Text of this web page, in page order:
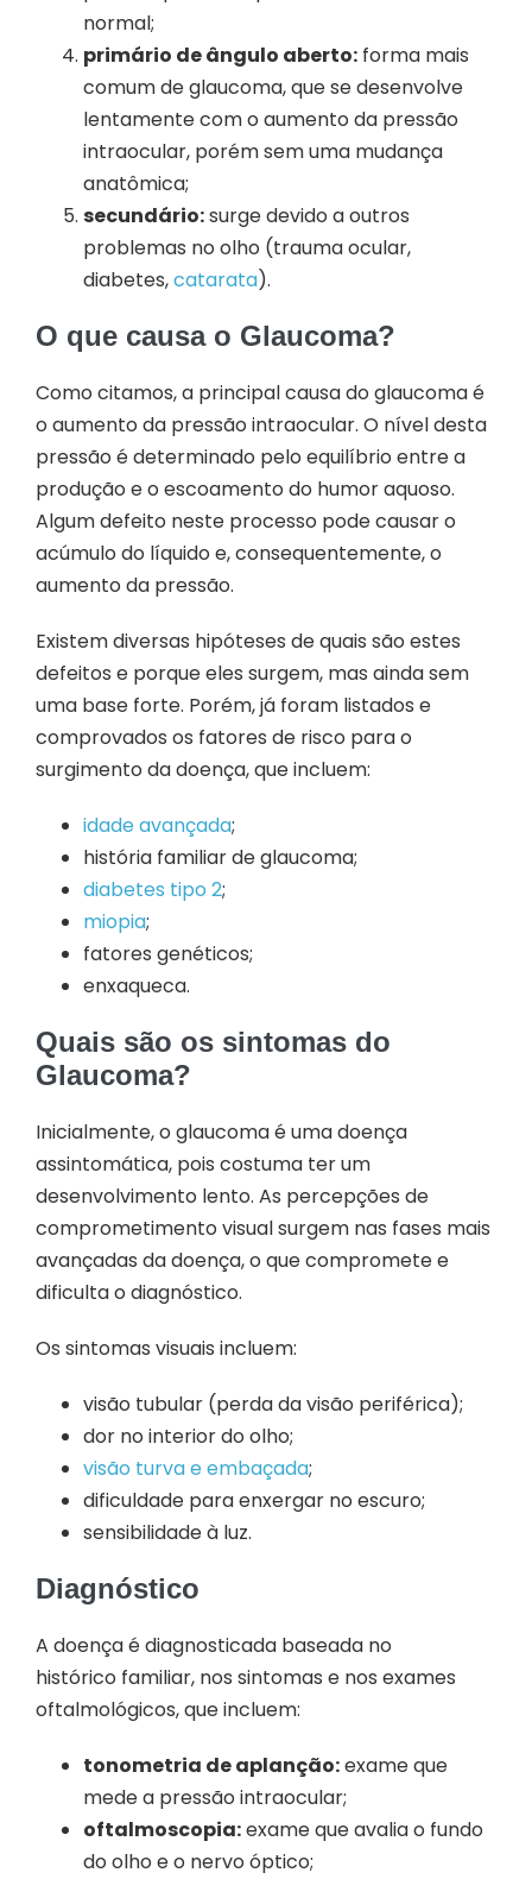
normal;
primário de ângulo aberto: forma mais
comum de glaucoma, que se desenvolve
lentamente com o aumento da pressão
intraocular, porém sem uma mudança
anatômica;
secundário:surge devido a outros
problemas no olho (trauma ocular,
diabetes,catarata).
O que causa o Glaucoma?
Como citamos, a principal causa do glaucoma é
o aumento da pressão intraocular. O nível desta
pressão é determinado pelo equilíbrio entre a
produção e o escoamento do humor aquoso.
Algum defeito neste processo pode causar o
acúmulo do líquido e, consequentemente, o
aumento da pressão.
Existem diversas hipóteses de quais são estes
defeitos e porque eles surgem, mas ainda sem
uma base forte. Porém, já foram listados e
comprovados os fatores de risco para o
surgimento da doença, que incluem:
idade avançada;
história familiar de glaucoma;
diabetes tipo 2;
miopia;
fatores genéticos;
enxaqueca.
Quais são os sintomas do
Glaucoma?
Inicialmente, o glaucoma é uma doença
assintomática, pois costuma ter um
desenvolvimento lento. As percepções de
comprometimento visual surgem nas fases mais
avançadas da doença, o que compromete e
dificulta o diagnóstico.
Os sintomas visuais incluem:
visão tubular (perda da visão periférica);
dor no interior do olho;
visão turva e embaçada;
dificuldade para enxergar no escuro;
sensibilidade à luz.
Diagnóstico
A doença é diagnosticada baseada no
histórico familiar, nos sintomas e nos exames
oftalmológicos, que incluem:
tonometria de aplanção:exame que
mede a pressão intraocular;
oftalmoscopia:exame que avalia o fundo
do olho e o nervo óptico;